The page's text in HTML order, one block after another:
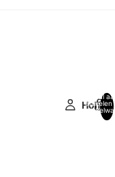
Home
Totaal
artikelen